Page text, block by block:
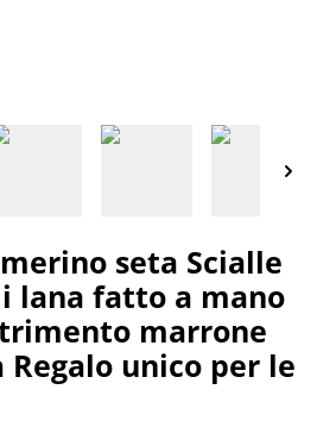
seta Scialle
lana fatto a mano
marrone
Regalo unico per le